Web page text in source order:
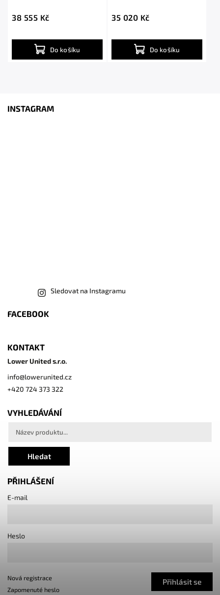
38 555 Kč
Do košíku
35 020 Kč
Do košíku
INSTAGRAM
Sledovat na Instagramu
FACEBOOK
KONTAKT
Lower United s.r.o.
info@lowerunited.cz
+420 724 373 322
VYHLEDÁVÁNÍ
Hledat
PŘIHLÁŠENÍ
E-mail
Heslo
Přihlásit se
Nová registrace
Zapomenuté heslo